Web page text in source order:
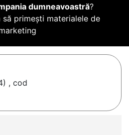
dumneavoastră?
să primești materialele de
, cod